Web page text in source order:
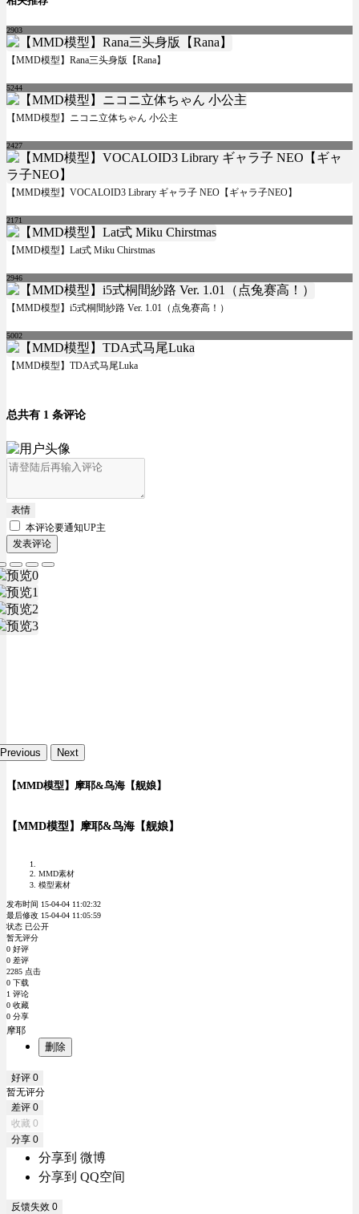
2903
【MMD模型】Rana三头身版【Rana】
5244
【MMD模型】ニコニ立体ちゃん 小公主
2427
【MMD模型】VOCALOID3 Library ギャラ子 NEO【ギャラ子NEO】
2171
【MMD模型】Lat式 Miku Chirstmas
2946
【MMD模型】i5式桐間紗路 Ver. 1.01（点兔赛高！）
5002
【MMD模型】TDA式马尾Luka
总共有 1 条评论
表情
本评论要通知UP主
发表评论
Previous Next
【MMD模型】摩耶&鸟海【舰娘】
【MMD模型】摩耶&鸟海【舰娘】
MMD素材
模型素材
发布时间 15-04-04 11:02:32
最后修改 15-04-04 11:05:59
状态 已公开
暂无评分
0 好评
0 差评
2285 点击
0 下载
1 评论
0 收藏
0 分享
摩耶
删除
好评 0
暂无评分
差评 0
收藏 0
分享 0
分享到 微博
分享到 QQ空间
反馈失效 0